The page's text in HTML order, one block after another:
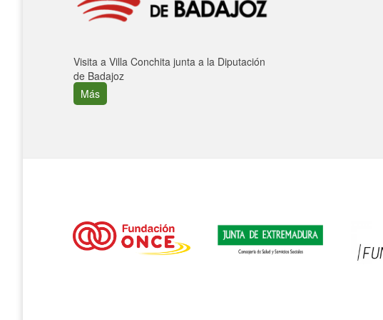
Visita a Villa Conchita junta a la Diputación
de Badajoz
Más